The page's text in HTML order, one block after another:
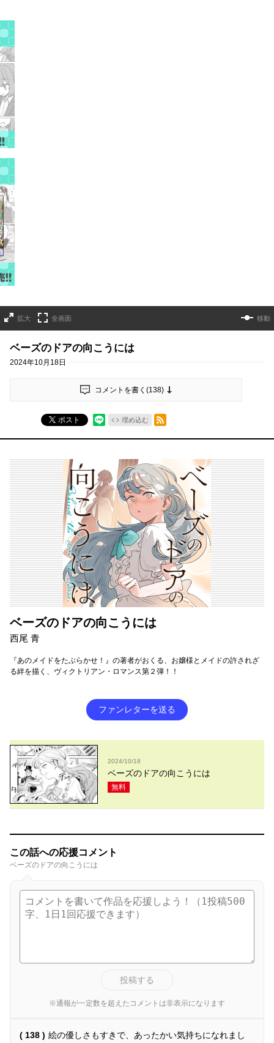
拡大 全画面 移動
ベーズのドアの向こうには
2024年10月18日
コメントを書く(138)
ポスト 埋め込む
RSSフィード
ベーズのドアの向こうには
西尾 青
『あのメイドをたぶらかせ！』の著者がおくる、お嬢様とメイドの許されざ
る絆を描く、ヴィクトリアン・ロマンス第２弾！！
ファンレターを送る
2024/10/18
ベーズのドアの向こうには
無料
この話への応援コメント
ベーズのドアの向こうには
投稿する
※通報が一定数を超えたコメントは非表示になります
( 138 ) 絵の優しさもすきで、あったかい気持ちになれまし